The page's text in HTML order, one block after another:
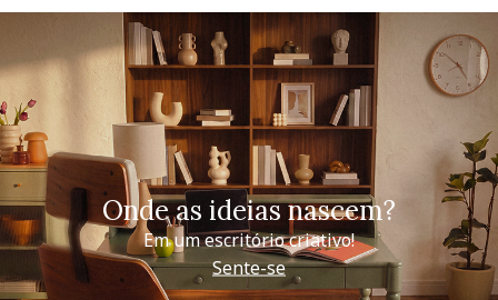
Onde as ideias nascem?
Em um escritório criativo!
Sente-se